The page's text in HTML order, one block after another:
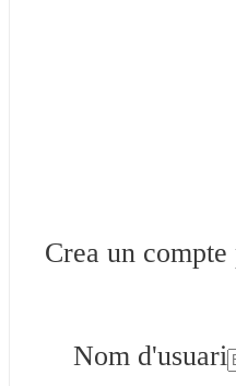
Crea un
Nom d'usuari